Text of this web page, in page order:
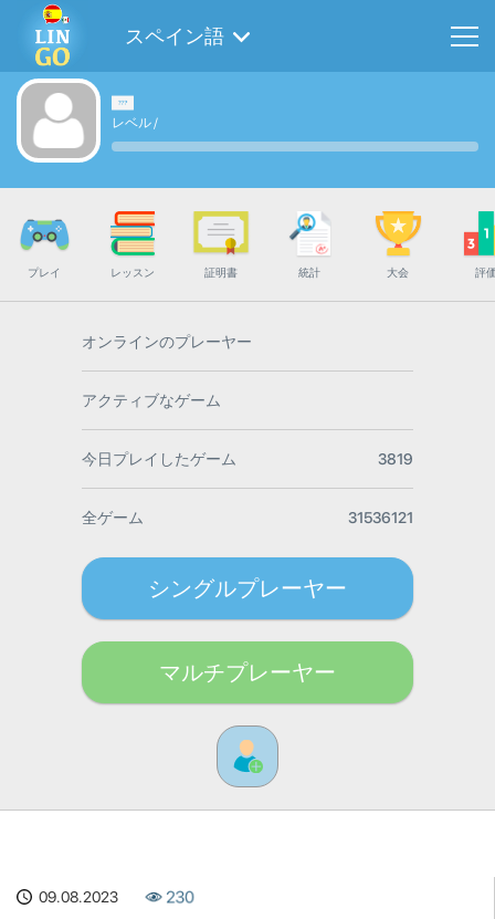
スペイン語
レベル/
プレイ レッスン 証明書 統計 大会 評
オンラインのプレーヤー
アクティブなゲーム
今日プレイしたゲーム 3819
全ゲーム 31536121
シングルプレーヤー
マルチプレーヤー
09.08.2023 230